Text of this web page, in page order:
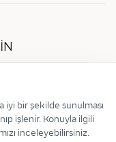
bir şekilde sunulması
işlenir. Konuyla ilgili
inceleyebilirsiniz.